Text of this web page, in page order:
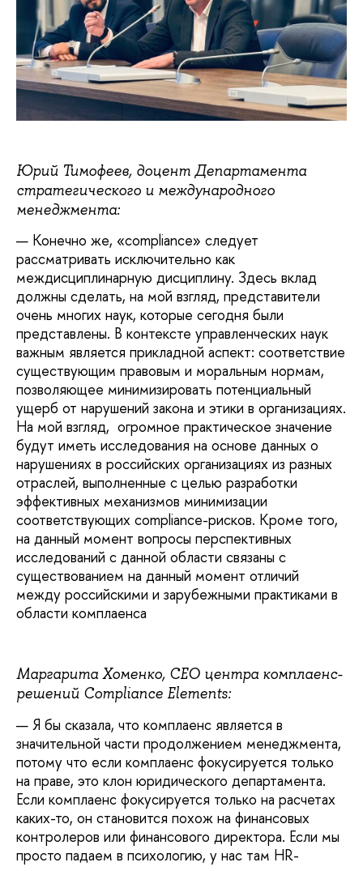
Юрий Тимофеев, доцент Департамента
стратегического и международного
менеджмента:
— Конечно же, «compliance» следует
рассматривать исключительно как
междисциплинарную дисциплину. Здесь вклад
должны сделать, на мой взгляд, представители
очень многих наук, которые сегодня были
представлены. В контексте управленческих наук
важным является прикладной аспект: соответствие
существующим правовым и моральным нормам,
позволяющее минимизировать потенциальный
ущерб от нарушений закона и этики в организациях.
На мой взгляд, огромное практическое значение
будут иметь исследования на основе данных о
нарушениях в российских организациях из разных
отраслей, выполненные с целью разработки
эффективных механизмов минимизации
соответствующих compliance-рисков. Кроме того,
на данный момент вопросы перспективных
исследований с данной области связаны с
существованием на данный момент отличий
между российскими и зарубежными практиками в
области комплаенса
Маргарита Хоменко, СЕО центра комплаенс-
решений Compliance Elements:
— Я бы сказала, что комплаенс является в
значительной части продолжением менеджмента,
потому что если комплаенс фокусируется только
на праве, это клон юридического департамента.
Если комплаенс фокусируется только на расчетах
каких-то, он становится похож на финансовых
контролеров или финансового директора. Если мы
просто падаем в психологию, у нас там HR-